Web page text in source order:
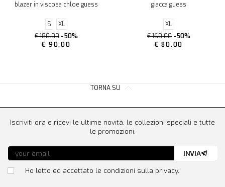
blazer in viscosa chloe guess
S
XL
€ 180.00 -50%
€ 90.00
giacca guess
XL
€ 160.00 -50%
€ 80.00
TORNA SU
Iscriviti ora e ricevi le ultime novità, le collezioni speciali e tutte
le promozioni.
Ho letto ed accettato le condizioni sulla privacy.
INVIA